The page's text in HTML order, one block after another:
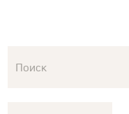
Поиск